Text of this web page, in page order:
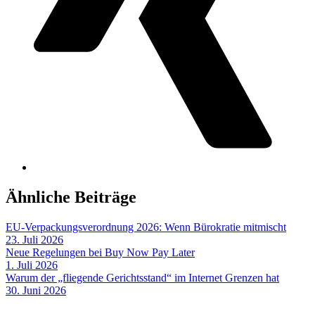
Ähnliche Beiträge
EU-Verpackungsverordnung 2026: Wenn Bürokratie mitmischt
23. Juli 2026
Neue Regelungen bei Buy Now Pay Later
1. Juli 2026
Warum der „fliegende Gerichtsstand“ im Internet Grenzen hat
30. Juni 2026